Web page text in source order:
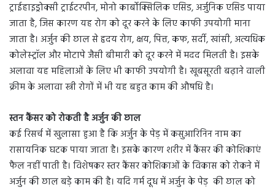
ट्राईहाइड्रोक्सी ट्राईटरपीन, मोनो कार्बोक्सिलिक एसिड, अर्जुनिक एसिड पाया
जाता है, जिस कारण यह रोग को दूर करने के लिए काफी उपयोगी माना
जाता है। अर्जुन की छाल से हृदय रोग, क्षय, पित्त, कफ, सर्दी, खांसी, अत्यधिक
कोलेस्ट्रॉल और मोटापे जैसी बीमारी को दूर करने में मदद मिलती है। इसके
अलावा यह महिलाओं के लिए भी काफी उपयोगी है। खूबसूरती बढ़ाने वाली
क्रीम के अलावा स्त्री रोगों में भी यह बहुत काम की औषधि है।
स्तन कैंसर को रोकती है अर्जुन की छाल
कई रिसर्च में खुलासा हुआ है कि अर्जुन के पेड़ में कसुआरिनिन नाम का
रासायनिक घटक पाया जाता है। इसके कारण शरीर में कैंसर की कोशिकाएं
फैल नहीं पाती है। विशेषकर स्तर कैंसर कोशिकाओं के विकास को रोकने में
अर्जुन की छाल बड़े काम की है। यदि गर्म दूध में अर्जुन के पेड़ की छाल को